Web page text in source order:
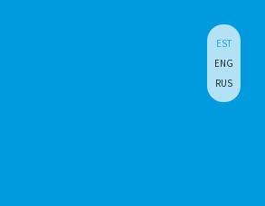
EST
ENG
RUS